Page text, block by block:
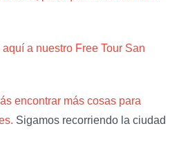
aquí a nuestro Free Tour San
encontrar más cosas para
Sigamos recorriendo la ciudad